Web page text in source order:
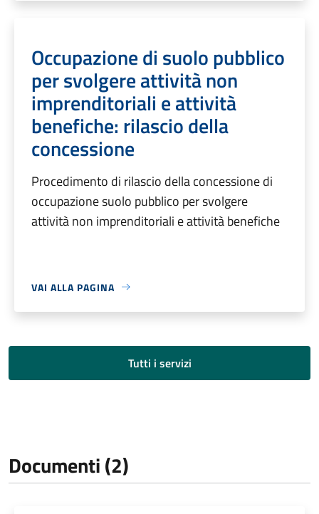
Occupazione di suolo pubblico
per svolgere attività non
imprenditoriali e attività
benefiche: rilascio della
concessione
Procedimento di rilascio della concessione di
occupazione suolo pubblico per svolgere
attività non imprenditoriali e attività benefiche
VAI ALLA PAGINA
Tutti i servizi
Documenti (2)